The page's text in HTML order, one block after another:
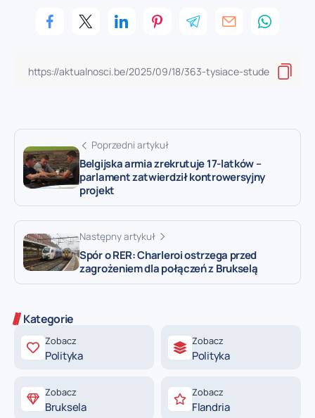
Poprzedni artykuł
Belgijska armia zrekrutuje 17-latków –
parlament zatwierdził kontrowersyjny
projekt
Następny artykuł
Spór o RER: Charleroi ostrzega przed
zagrożeniem dla połączeń z Brukselą
Kategorie
Zobacz
Polityka
Zobacz
Polityka
Zobacz
Bruksela
Zobacz
Flandria